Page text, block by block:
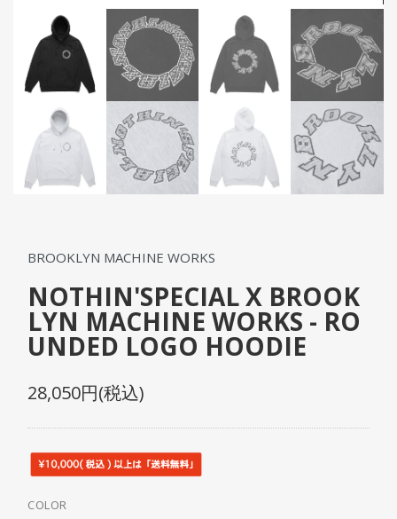
BROOKLYN MACHINE WORKS
NOTHIN'SPECIAL X BROOK
LYN MACHINE WORKS - RO
UNDED LOGO HOODIE
28,050円(税込)
COLOR